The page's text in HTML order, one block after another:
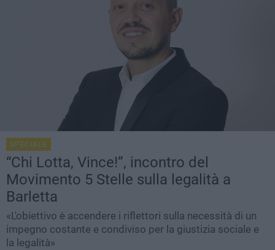
SPECIALE
“Chi Lotta, Vince!”, incontro del
Movimento 5 Stelle sulla legalità a
Barletta
«L'obiettivo è accendere i riflettori sulla necessità di un
impegno costante e condiviso per la giustizia sociale e
la legalità»